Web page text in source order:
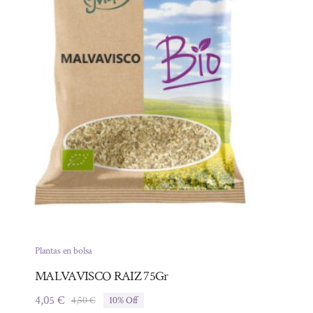
Plantas en bolsa
MALVAVISCO RAIZ 75Gr
4,50€El
4,05€
El
10% Off